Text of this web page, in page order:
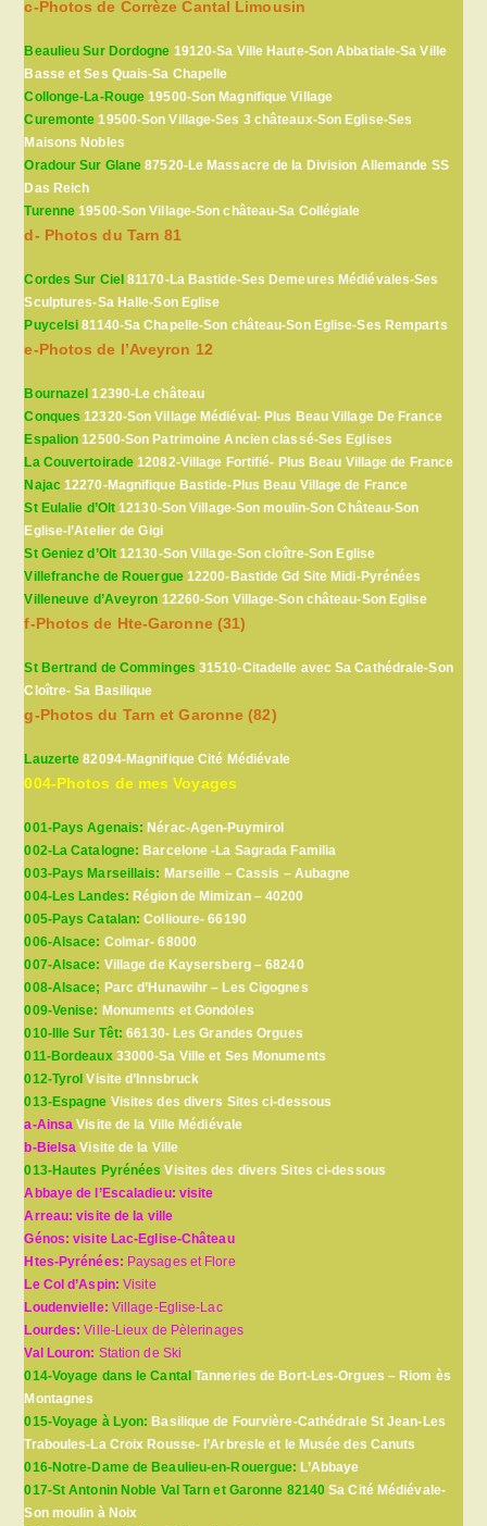
c-Photos de Corrèze Cantal Limousin
Beaulieu Sur Dordogne 19120-Sa Ville Haute-Son Abbatiale-Sa Ville
Basse et Ses Quais-Sa Chapelle
Collonge-La-Rouge 19500-Son Magnifique Village
Curemonte 19500-Son Village-Ses 3 châteaux-Son Eglise-Ses
Maisons Nobles
Oradour Sur Glane 87520-Le Massacre de la Division Allemande SS
Das Reich
Turenne 19500-Son Village-Son château-Sa Collégiale
d- Photos du Tarn 81
Cordes Sur Ciel81170-La Bastide-Ses Demeures Médiévales-Ses
Sculptures-Sa Halle-Son Eglise
Puycelsi 81140-Sa Chapelle-Son château-Son Eglise-Ses Remparts
e-Photos de l’Aveyron 12
Bournazel 12390-Le château
Conques 12320-Son Village Médiéval- Plus Beau Village De France
Espalion 12500-Son Patrimoine Ancien classé-Ses Eglises
La Couvertoirade 12082-Village Fortifié- Plus Beau Village de France
Najac12270-Magnifique Bastide-Plus Beau Village de France
St Eulalie d’Olt 12130-Son Village-Son moulin-Son Château-Son
Eglise-l’Atelier de Gigi
St Geniez d’Olt12130-Son Village-Son cloître-Son Eglise
Villefranche de Rouergue12200-Bastide Gd Site Midi-Pyrénées
Villeneuve d’Aveyron 12260-Son Village-Son château-Son Eglise
f-Photos de Hte-Garonne (31)
St Bertrand de Comminges 31510-Citadelle avec Sa Cathédrale-Son
Cloître- Sa Basilique
g-Photos du Tarn et Garonne (82)
Lauzerte 82094-Magnifique Cité Médiévale
004-Photos de mes Voyages
001-Pays Agenais: Nérac-Agen-Puymirol
002-La Catalogne:Barcelone -La Sagrada Familia
003-Pays Marseillais: Marseille – Cassis – Aubagne
004-Les Landes:Région de Mimizan – 40200
005-Pays Catalan:Collioure- 66190
006-Alsace: Colmar- 68000
007-Alsace: Village de Kaysersberg – 68240
008-Alsace; Parc d’Hunawihr – Les Cigognes
009-Venise: Monuments et Gondoles
010-Ille Sur Têt:66130- Les Grandes Orgues
011-Bordeaux33000-Sa Ville et Ses Monuments
012-Tyrol Visite d’Innsbruck
013-Espagne Visites des divers Sites ci-dessous
a-Ainsa Visite de la Ville Médiévale
b-Bielsa Visite de la Ville
013-Hautes Pyrénées Visites des divers Sites ci-dessous
Abbaye de l’Escaladieu: visite
Arreau: visite de la ville
Génos: visite Lac-Eglise-Château
Htes-Pyrénées: Paysages et Flore
Le Col d’Aspin:Visite
Loudenvielle: Village-Eglise-Lac
Lourdes:Ville-Lieux de Pèlerinages
Val Louron: Station de Ski
014-Voyage dans le CantalTanneries de Bort-Les-Orgues – Riom ès
Montagnes
015-Voyage à Lyon: Basilique de Fourvière-Cathédrale St Jean-Les
Traboules-La Croix Rousse- l’Arbresle et le Musée des Canuts
016-Notre-Dame de Beaulieu-en-Rouergue:L’Abbaye
017-St Antonin Noble Val Tarn et Garonne 82140 Sa Cité Médiévale-
Son moulin à Noix